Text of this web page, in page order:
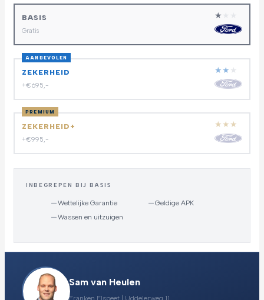
BASIS
Gratis
★
AANBEVOLEN
ZEKERHEID
+€695,-
★★ ★
PREMIUM
ZEKERHEID+
+€995,-
★ ★ ★
INBEGREPEN BIJ BASIS
—Wettelijke Garantie —Geldige APK
—Wassen en uitzuigen
Sam van Heulen
Franken Elspeet | Uddelerweg 11